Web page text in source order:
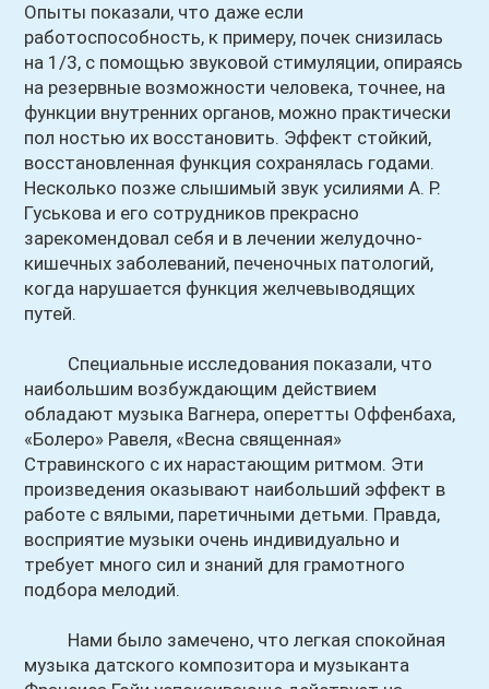
Опыты показали, что даже если
работоспособность, к примеру, почек снизилась
на 1/3, с помощью звуковой стимуляции, опираясь
на резервные возможности человека, точнее, на
функции внутренних органов, можно практически
пол ностью их восстановить. Эффект стойкий,
восстановленная функция сохранялась годами.
Несколько позже слышимый звук усилиями А. Р.
Гуськова и его сотрудников прекрасно
зарекомендовал себя и в лечении желудочно-
кишечных заболеваний, печеночных патологий,
когда нарушается функция желчевыводящих
путей.
Специальные исследования показали, что
наибольшим возбуждающим действием
обладают музыка Вагнера, оперетты Оффенбаха,
«Болеро» Равеля, «Весна священная»
Стравинского с их нарастающим ритмом. Эти
произведения оказывают наибольший эффект в
работе с вялыми, паретичными детьми. Правда,
восприятие музыки очень индивидуально и
требует много сил и знаний для грамотного
подбора мелодий.
Нами было замечено, что легкая спокойная
музыка датского композитора и музыканта